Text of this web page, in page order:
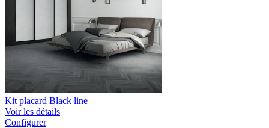
Kit placard Black line
Voir les détails
Configurer